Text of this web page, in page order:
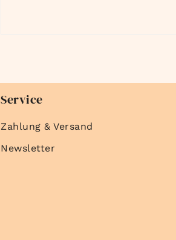
Service
Zahlung & Versand
Newsletter